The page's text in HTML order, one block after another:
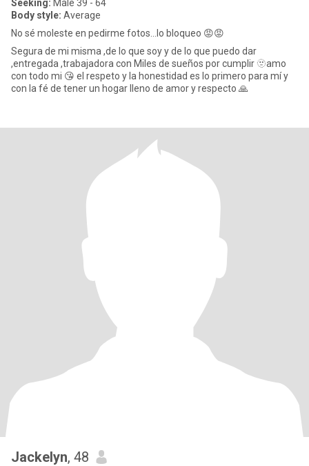
Seeking: Male 39 - 64
Body style: Average
No sé moleste en pedirme fotos...lo bloqueo 😡😡
Segura de mi misma ,de lo que soy y de lo que puedo dar
,entregada ,trabajadora con Miles de sueños por cumplir 🫥amo
con todo mi 😘 el respeto y la honestidad es lo primero para mí y
con la fé de tener un hogar lleno de amor y respecto 🙏
Jackelyn, 48